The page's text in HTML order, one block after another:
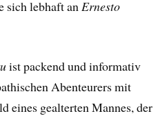
sich lebhaft anErnesto
ist packend und informativ
Abenteurers mit
eines gealterten Mannes, der